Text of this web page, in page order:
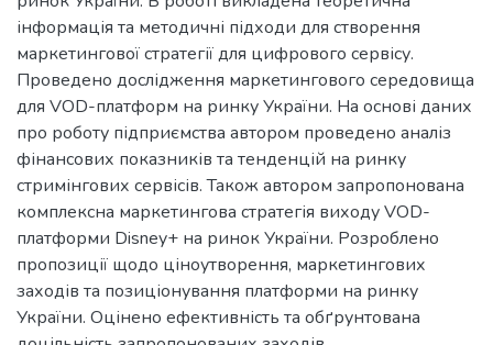
інформація та методичні підходи для створення
маркетингової стратегії для цифрового сервісу.
Проведено дослідження маркетингового середовища
для VOD-платформ на ринку України. На основі даних
про роботу підприємства автором проведено аналіз
фінансових показників та тенденцій на ринку
стримінгових сервісів. Також автором запропонована
комплексна маркетингова стратегія виходу VOD-
платформи Disney+ на ринок України. Розроблено
пропозиції щодо ціноутворення, маркетингових
заходів та позиціонування платформи на ринку
України. Оцінено ефективність та обґрунтована